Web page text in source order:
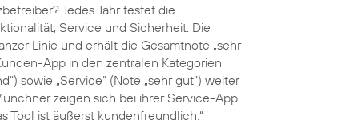
Jedes Jahr testet die
Service und Sicherheit. Die
Linie und erhält die Gesamtnote „sehr
App in den zentralen Kategorien
sowie „Service“ (Note „sehr gut“) weiter
zeigen sich bei ihrer Service-App
Tool ist äußerst kundenfreundlich.“